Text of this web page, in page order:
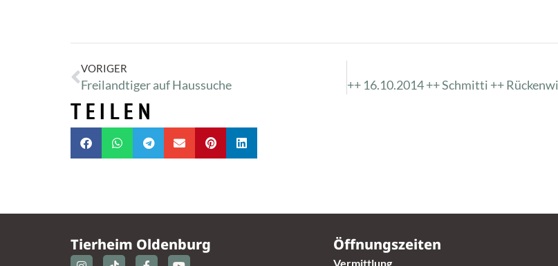
VORIGER
Freilandtiger auf Haussuche
TEILEN
Tierheim Oldenburg Öffnungszeiten
Vermittlung